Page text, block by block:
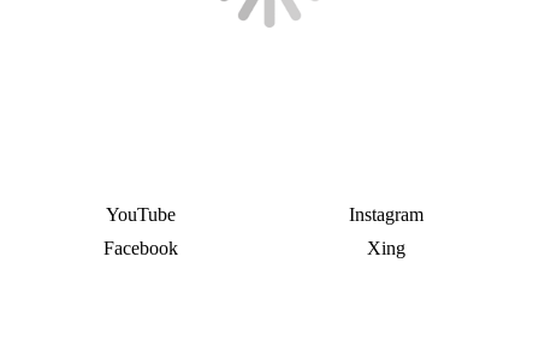
YouTube
Instagram
Facebook
Xing